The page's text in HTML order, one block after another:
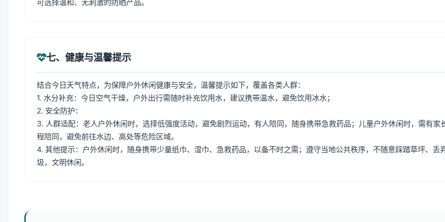
可选择温和、无刺激的防晒产品。
七、健康与温馨提示
结合今日天气特点，为保障户外休闲健康与安全，温馨提示如下，覆盖各类人群：
1. 水分补充：今日空气干燥，户外出行需随时补充饮用水，建议携带温水，避免饮用冰水；
2. 安全防护：
3. 人群适配：老人户外休闲时，选择低强度活动，避免剧烈运动，有人陪同，随身携带急救药品；儿童户外休闲时，需有家
程陪同，避免前往水边、高处等危险区域。
4. 其他提示：户外休闲时，随身携带少量纸巾、湿巾、急救药品，以备不时之需；遵守当地公共秩序，不随意踩踏草坪、丢
圾，文明休闲。